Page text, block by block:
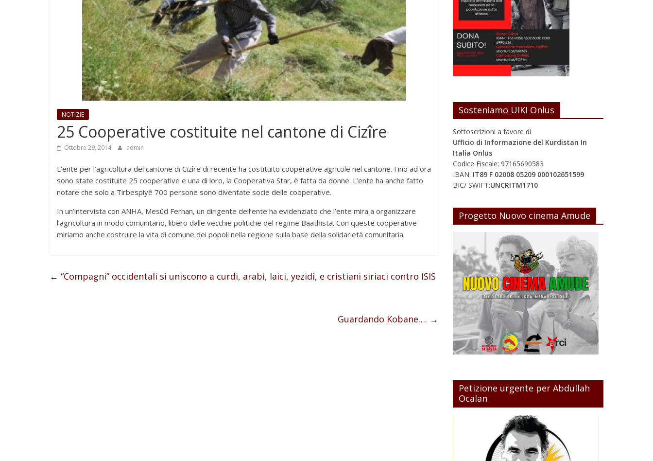
NOTIZIE
25 Cooperative costituite nel cantone di Cizîre
Ottobre 29, 2014 admin
L’ente per l’agricoltura del cantone di Cizîre di recente ha costituito cooperative agricole nel cantone. Fino ad ora
sono state costituite 25 cooperative e una di loro, la Cooperativa Star, è fatta da donne. L’ente ha anche fatto
notare che solo a Tirbespiyê 700 persone sono diventate socie delle cooperative.
In un’intervista con ANHA, Mesûd Ferhan, un dirigente dell’ente ha evidenziato che l’ente mira a organizzare
l’agricoltura in modo comunitario, libero dalle vecchie politiche del regime Baathista. Con queste cooperative
miriamo anche costruire la vita di comune dei popoli nella regione sulla base della solidarietà comunitaria.
← “Compagni” occidentali si uniscono a curdi, arabi, laici, yezidi, e cristiani siriaci contro ISIS
Guardando Kobane…. →
Sosteniamo UIKI Onlus
Sottoscrizioni a favore di
Ufficio di Informazione del Kurdistan In
Italia Onlus
Codice Fiscale: 97165690583
IBAN: IT89 F 02008 05209 000102651599
BIC/ SWIFT:UNCRITM1710
Progetto Nuovo cinema Amude
Petizione urgente per Abdullah
Ocalan